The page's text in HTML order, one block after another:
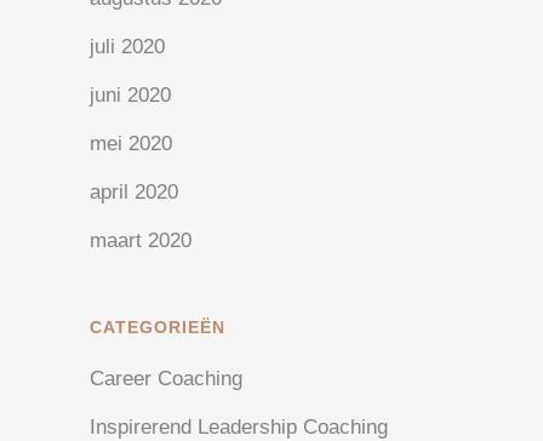
juli 2020
juni 2020
mei 2020
april 2020
maart 2020
CATEGORIEËN
Career Coaching
Inspirerend Leadership Coaching